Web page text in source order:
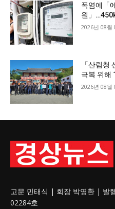
폭염에「
원」
2026년 08월
「산림청
극복 위해
2026년 08월
고문 민태식 | 회장 박영환 | 발
02284호